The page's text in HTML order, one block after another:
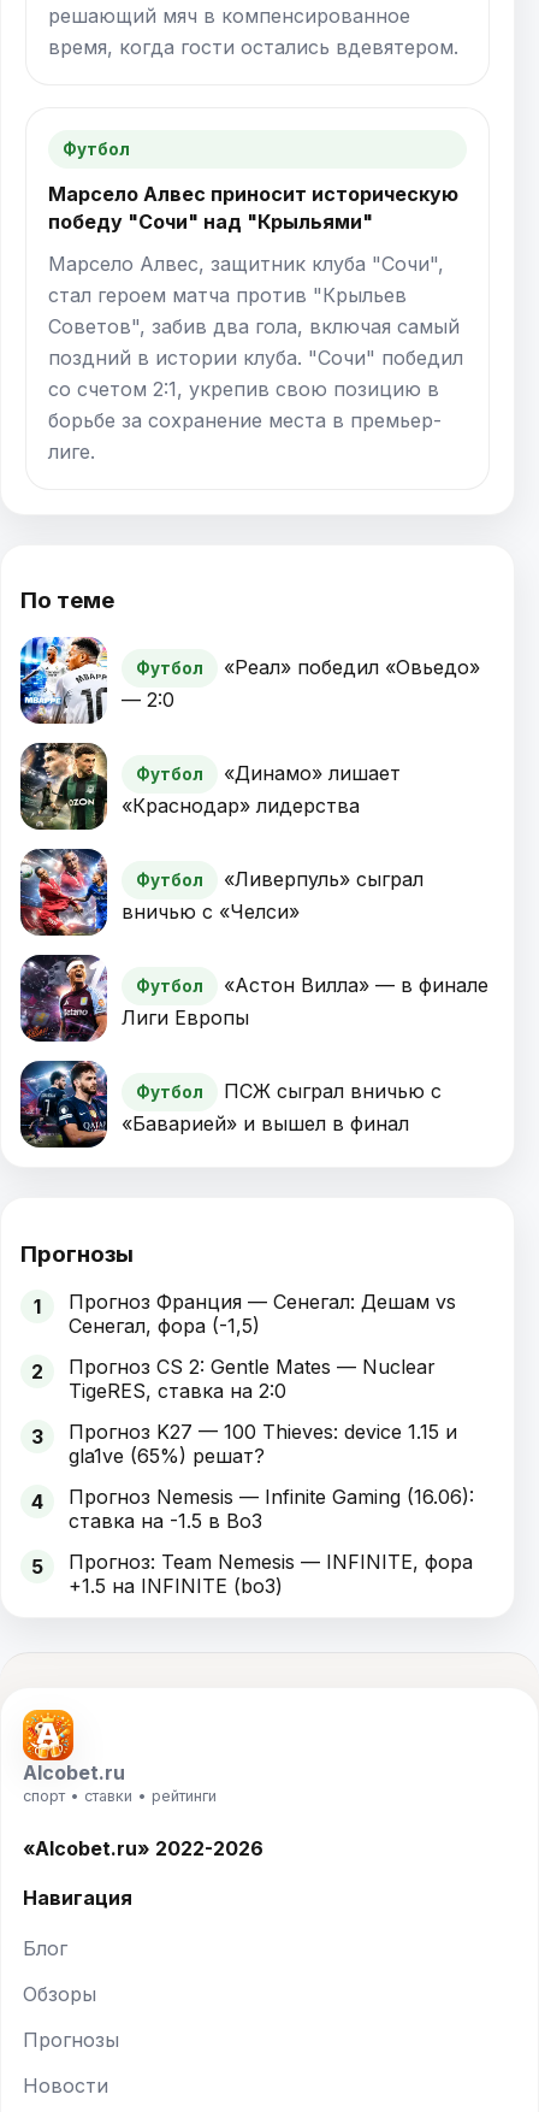
решающий мяч в компенсированное
время, когда гости остались вдевятером.
Футбол
Марсело Алвес приносит историческую
победу "Сочи" над "Крыльями"
Марсело Алвес, защитник клуба "Сочи",
стал героем матча против "Крыльев
Советов", забив два гола, включая самый
поздний в истории клуба. "Сочи" победил
со счетом 2:1, укрепив свою позицию в
борьбе за сохранение места в премьер-
лиге.
По теме
Футбол
«Реал» победил «Овьедо»
— 2:0
Футбол
«Динамо» лишает
«Краснодар» лидерства
Футбол
«Ливерпуль» сыграл
вничью с «Челси»
Футбол
«Астон Вилла» — в финале
Лиги Европы
Футбол
ПСЖ сыграл вничью с
«Баварией» и вышел в финал
Прогнозы
1
Прогноз Франция — Сенегал: Дешам vs
Сенегал, фора (-1,5)
2
Прогноз CS 2: Gentle Mates — Nuclear
TigeRES, ставка на 2:0
3
Прогноз K27 — 100 Thieves: device 1.15 и
gla1ve (65%) решат?
4
Прогноз Nemesis — Infinite Gaming (16.06):
ставка на -1.5 в Bo3
5
Прогноз: Team Nemesis — INFINITE, фора
+1.5 на INFINITE (bo3)
Alcobet.ru
спорт • ставки • рейтинги
«Alcobet.ru» 2022-2026
Навигация
Блог
Обзоры
Прогнозы
Новости